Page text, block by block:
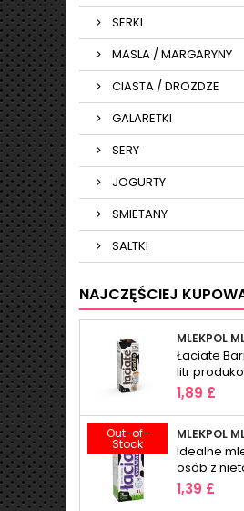
SERKI
MASLA / MARGARYNY
CIASTA / DROZDZE
GALARETKI
SERY
JOGURTY
SMIETANY
SALTKI
NAJCZĘŚCIEJ
Łaciate
litr
surowca,
wyższą
białka
naturalnym
aromatem.
1,89 £
Out-of-
Stock
Idealne
osób z
mlecznego.
1,39 £